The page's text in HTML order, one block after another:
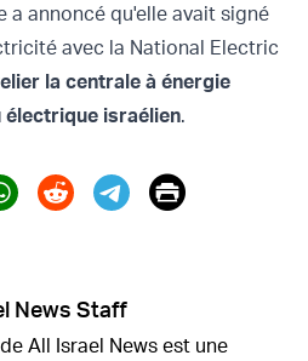
a annoncé qu'elle avait signé
avec la National Electric
la centrale à énergie
israélien.
(X)
Print
News Staff
All Israel News est une